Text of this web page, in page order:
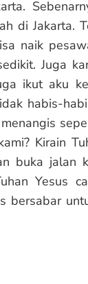
di Jakarta.
naik
Juga
ikut aku
habis-
Kirain
buka jalan
Yesus
bersabar